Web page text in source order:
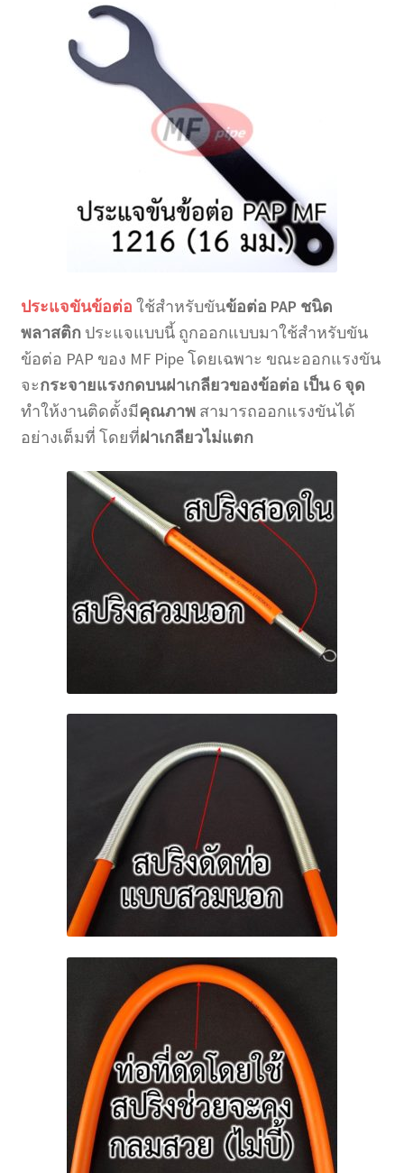
ประแจขันข้อต่อ ใช้สำหรับขันข้อต่อ PAP ชนิด
พลาสติกประแจแบบนี้ ถูกออกแบบมาใช้สำหรับขัน
ข้อต่อ PAP ของ MF Pipe โดยเฉพาะ ขณะออกแรงขัน
จะกระจายแรงกดบนฝาเกลียวของข้อต่อ เป็น 6 จุด
ทำให้งานติดตั้งมีคุณภาพสามารถออกแรงขันได้
อย่างเต็มที่ โดยที่ฝาเกลียวไม่แตก